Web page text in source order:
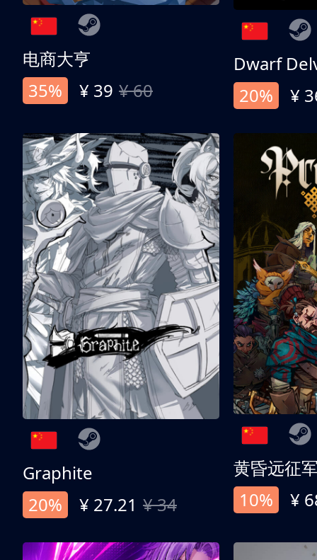
电商大亨
35%
¥ 39 ¥ 60
Dwarf
20%
¥
Graphite
20%
¥ 27.21 ¥ 34
黄昏远征
10%
¥